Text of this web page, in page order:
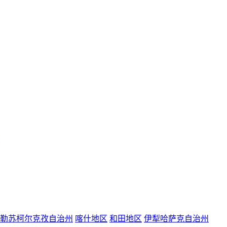
苏柯尔克孜自治州 喀什地区 和田地区 伊犁哈萨克自治州